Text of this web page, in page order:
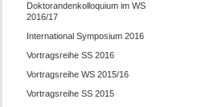
Doktorandenkolloquium im WS
2016/17
International Symposium 2016
Vortragsreihe SS 2016
Vortragsreihe WS 2015/16
Vortragsreihe SS 2015